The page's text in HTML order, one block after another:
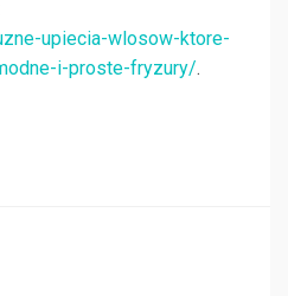
upiecia-wlosow-ktore-
i-proste-fryzury/.